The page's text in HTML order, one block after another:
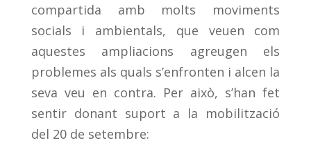
compartida amb molts moviments
socials i ambientals, que veuen com
aquestes ampliacions agreugen els
problemes als quals s’enfronten i alcen la
seva veu en contra. Per això, s’han fet
sentir donant suport a la mobilització
del 20 de setembre: